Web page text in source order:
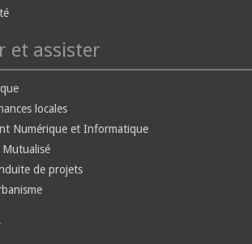
et assister
locales
Numérique et Informatique
de projets